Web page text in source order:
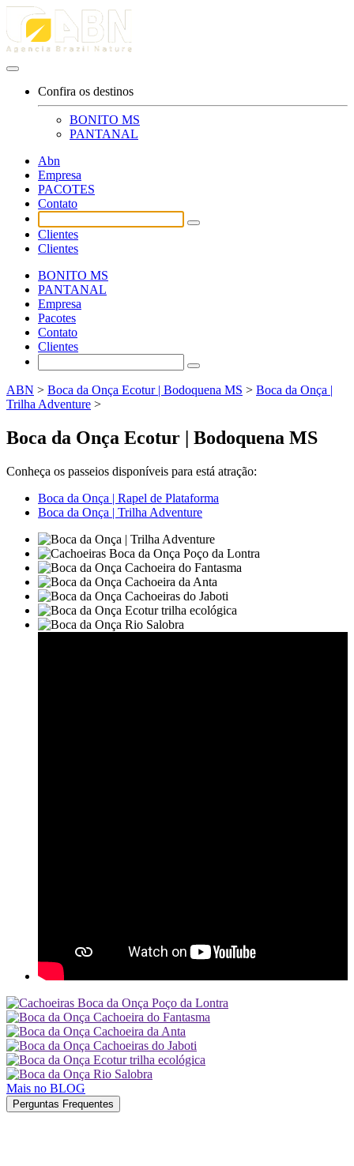
Confira os destinos
BONITO MS
PANTANAL
Abn
Empresa
PACOTES
Contato
Clientes
Clientes
BONITO MS
PANTANAL
Empresa
Pacotes
Contato
Clientes
ABN > Boca da Onça Ecotur | Bodoquena MS > Boca da Onça |
Trilha Adventure >
Boca da Onça Ecotur | Bodoquena MS
Conheça os passeios disponíveis para está atração:
Boca da Onça | Rapel de Plataforma
Boca da Onça | Trilha Adventure
Mais no BLOG
Perguntas Frequentes